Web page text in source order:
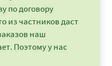
по договору
из частников даст
наш
Поэтому у нас